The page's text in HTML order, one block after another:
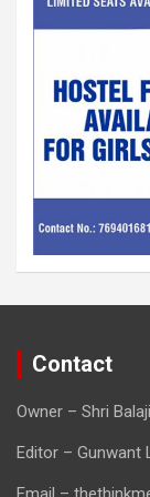
Contact
Owner – Shri
Editor – Gunwant